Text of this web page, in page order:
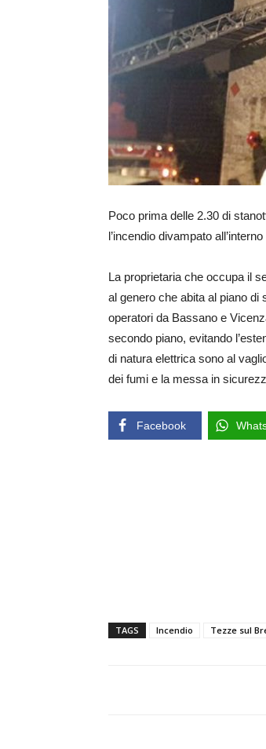
Poco prima delle 2.30 di
l’incendio divampato
La proprietaria che occupa il
al genero che abita al piano di
operatori da Bassano e
secondo piano, evitando
di natura elettrica sono al
dei fumi e la messa in
Facebook
TAGS Incendio Tezze sul